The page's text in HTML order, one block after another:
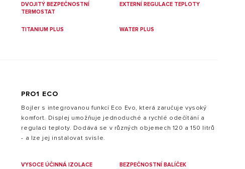
DVOJITÝ BEZPEČNOSTNÍ
TERMOSTAT
EXTERNÍ REGULACE TEPLOTY
TITANIUM PLUS WATER PLUS
PRO1 ECO
Bojler s integrovanou funkcí Eco Evo, která zaručuje vysoký
komfort. Displej umožňuje jednoduché a rychlé odečítání a
regulaci teploty. Dodává se v různých objemech 120 a 150 litrů
- a lze jej instalovat svisle.
VYSOCE ÚČINNÁ IZOLACE BEZPEČNOSTNÍ BALÍČEK